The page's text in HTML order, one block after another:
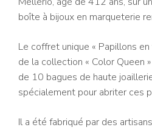
boîte à bijoux en marqueterie
Le coffret unique « Papillons
de la collection « Color Queen
de 10 bagues de haute
spécialement pour abriter ces
Il a été fabriqué par des